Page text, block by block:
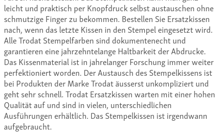
leicht und praktisch per Knopfdruck selbst austauschen ohne
schmutzige Finger zu bekommen. Bestellen Sie Ersatzkissen
nach, wenn das letzte Kissen in den Stempel eingesetzt wird.
Alle Trodat Stempelfarben sind dokumentenecht und
garantieren eine jahrzehntelange Haltbarkeit der Abdrucke.
Das Kissenmaterial ist in jahrelanger Forschung immer weiter
perfektioniert worden. Der Austausch des Stempelkissens ist
bei Produkten der Marke Trodat äusserst unkompliziert und
geht sehr schnell. Trodat Ersatzkissen warten mit einer hohen
Qualität auf und sind in vielen, unterschiedlichen
Ausführungen erhältlich. Das Stempelkissen ist irgendwann
aufgebraucht.